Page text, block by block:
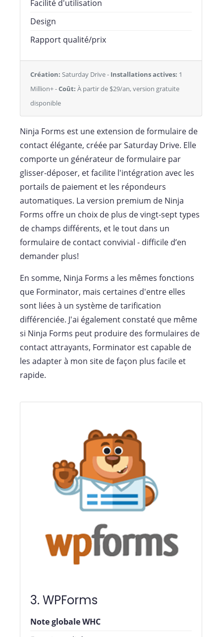
Facilité d'utilisation
Design
Rapport qualité/prix
Création: Saturday Drive - Installations actives: 1
Million+ -Coût: À partir de $29/an, version gratuite
disponible
Ninja Forms est une extension de formulaire de
contact élégante, créée par Saturday Drive. Elle
comporte un générateur de formulaire par
glisser-déposer, et facilite l'intégration avec les
portails de paiement et les répondeurs
automatiques. La version premium de Ninja
Forms offre un choix de plus de vingt-sept types
de champs différents, et le tout dans un
formulaire de contact convivial - difficile d’en
demander plus!
En somme, Ninja Forms a les mêmes fonctions
que Forminator, mais certaines d'entre elles
sont liées à un système de tarification
différenciée. J'ai également constaté que même
si Ninja Forms peut produire des formulaires de
contact attrayants, Forminator est capable de
les adapter à mon site de façon plus facile et
rapide.
3. WPForms
Note globale WHC